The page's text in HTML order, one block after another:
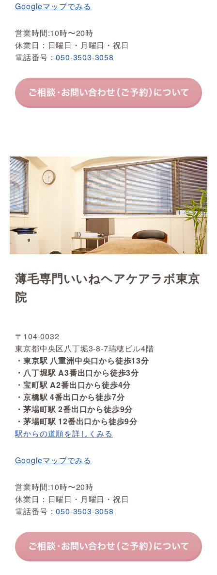
Googleマップでみる
営業時間:10時〜20時
休業日：日曜日・月曜日・祝日
電話番号：050-3503-3058
薄毛専門いいねヘアケアラボ東京
院
〒104-0032
東京都中央区八丁堀3-8-7瑞穂ビル4階
・東京駅 八重洲中央口から徒歩13分
・八丁堀駅 A3番出口から徒歩3分
・宝町駅 A2番出口から徒歩4分
・京橋駅 4番出口から徒歩7分
・茅場町駅 2番出口から徒歩9分
・茅場町駅 12番出口から徒歩9分
駅からの道順を詳しくみる
Googleマップでみる
営業時間:10時〜20時
休業日：日曜日・月曜日・祝日
電話番号：050-3503-3058